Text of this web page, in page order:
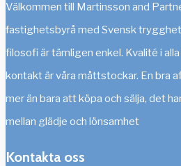
Välkommen till Martinsson and
fastighetsbyrå med Svensk
filosofi är tämligen enkel. Kvalité i
kontakt är våra måttstockar. En bra
mer än bara att köpa och sälja, det
mellan glädje och lönsamhet
Kontakta oss